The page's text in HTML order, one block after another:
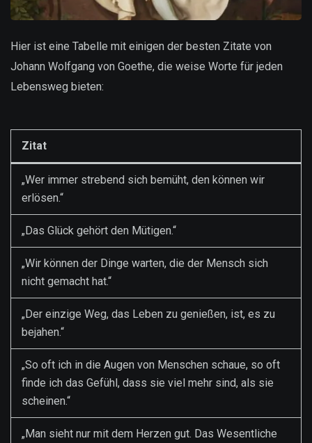
Hier ist eine Tabelle mit einigen der besten Zitate von
Johann Wolfgang von Goethe, die weise Worte für jeden
Lebensweg bieten:
Zitat
„Wer immer strebend sich bemüht, den können wir
erlösen.“
„Das Glück gehört den Mütigen.“
„Wir können der Dinge warten, die der Mensch sich
nicht gemacht hat.“
„Der einzige Weg, das Leben zu genießen, ist, es zu
bejahen.“
„So oft ich in die Augen von Menschen schaue, so oft
finde ich das Gefühl, dass sie viel mehr sind, als sie
scheinen.“
„Man sieht nur mit dem Herzen gut. Das Wesentliche